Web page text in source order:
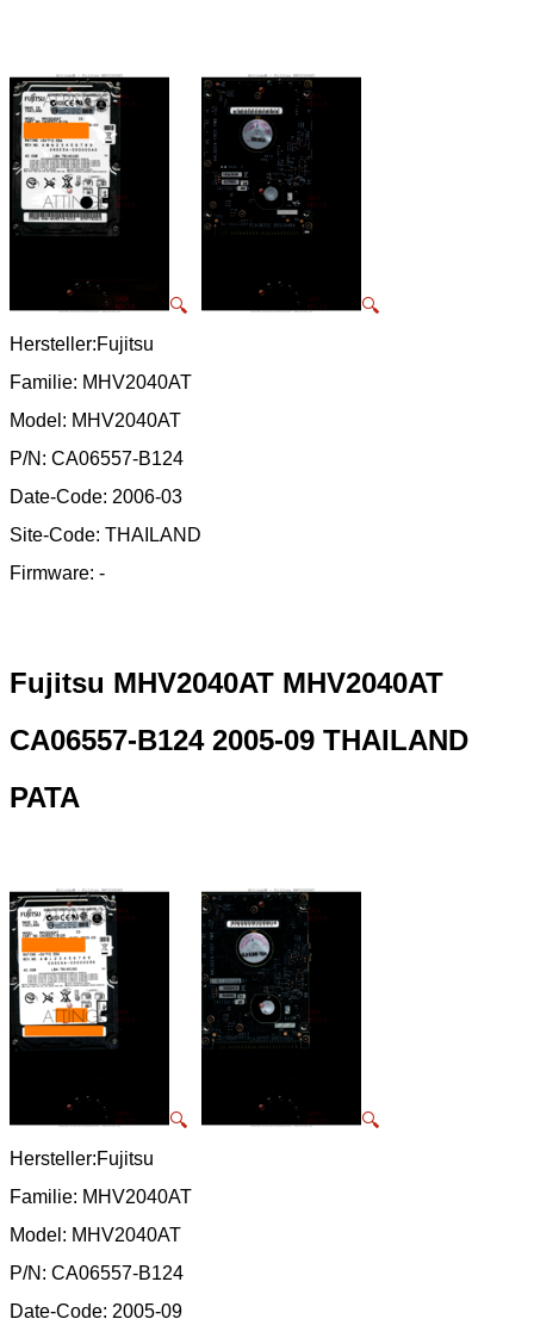
🔍
🔍
Hersteller:Fujitsu
Familie: MHV2040AT
Model: MHV2040AT
P/N: CA06557-B124
Date-Code: 2006-03
Site-Code: THAILAND
Firmware: -
Fujitsu MHV2040AT MHV2040AT
CA06557-B124 2005-09 THAILAND
PATA
🔍
🔍
Hersteller:Fujitsu
Familie: MHV2040AT
Model: MHV2040AT
P/N: CA06557-B124
Date-Code: 2005-09